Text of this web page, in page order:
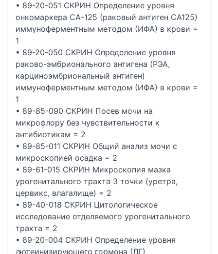
• 89-20-051 СКРИН Определение уровня
онкомаркера CA-125 (раковый антиген CA125)
иммуноферментным методом (ИФА) в крови =
1
• 89-20-050 СКРИН Определение уровня
раково-эмбрионального антигена (РЭА,
карциноэмбриональный антиген)
иммуноферментным методом (ИФА) в крови =
1
• 89-85-090 СКРИН Посев мочи на
микрофлору без чувствительности к
антибиотикам = 2
• 89-85-011 СКРИН Общий анализ мочи с
микроскопией осадка = 2
• 89-61-015 СКРИН Микроскопия мазка
урогенитального тракта 3 точки (уретра,
цервикс, влагалище) = 2
• 89-40-018 СКРИН Цитологическое
исследование отделяемого урогенитального
тракта = 2
• 89-20-004 СКРИН Определение уровня
лютеинизирующего гормона (ЛГ)